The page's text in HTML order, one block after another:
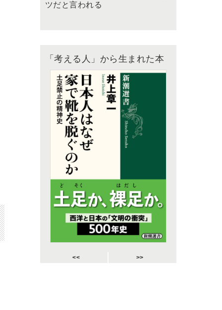
ツだと言われる
「考える人」から生まれた本
<< >>